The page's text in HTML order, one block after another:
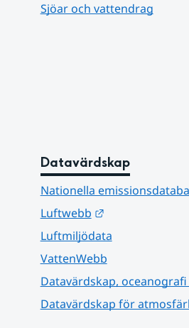
Sjöar och vattendrag
Datavärdskap
Nationella
Luftwebb
Länk till annan
Luftmiljödata
VattenWebb
Datavärdskap,
Datavärdskap för